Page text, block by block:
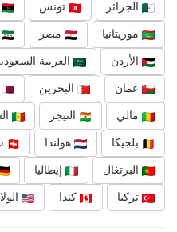
الجزائر تونس
موريتانيا مصر
الأردن العربية
عمان البحرين
مالي النيجر
بلجيكا هولندا
البرتغال إيطاليا
تركيا كندا